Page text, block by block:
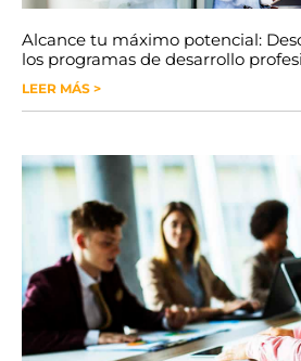
Alcance tu máximo potencial:
los programas de desarrollo
LEER MÁS >